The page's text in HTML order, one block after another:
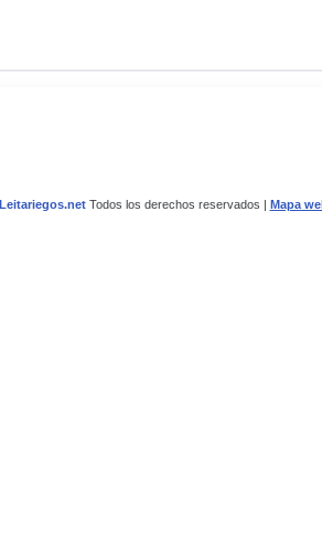
Leitariegos.netTodos los derechos reservados | Mapa